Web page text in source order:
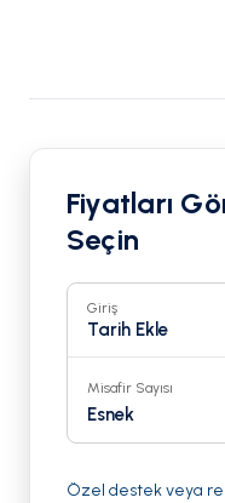
Fiyatları
Seçin
Giriş
Tarih Ekle
Misafir Sayısı
Esnek
Özel destek veya